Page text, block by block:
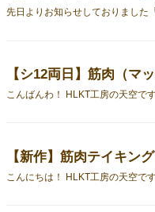
【新作】筋肉テイキン